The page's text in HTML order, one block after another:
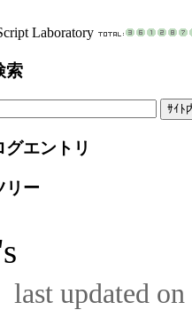
索
エントリ
リー
last updated on